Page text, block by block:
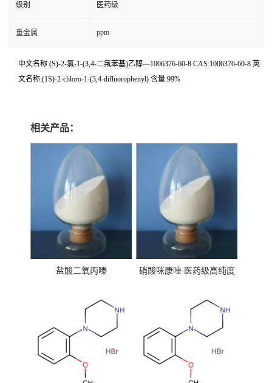
级别 医药级
重金属 ppm
中文名称:(S)-2-氯-1-(3,4-二氟苯基)乙醇—1006376-60-8 CAS:1006376-60-8 英
文名称:(1S)-2-chloro-1-(3,4-difluorophenyl) 含量:99%
相关产品：
盐酸二氧丙嗪
硝酸咪康唑 医药级高纯度